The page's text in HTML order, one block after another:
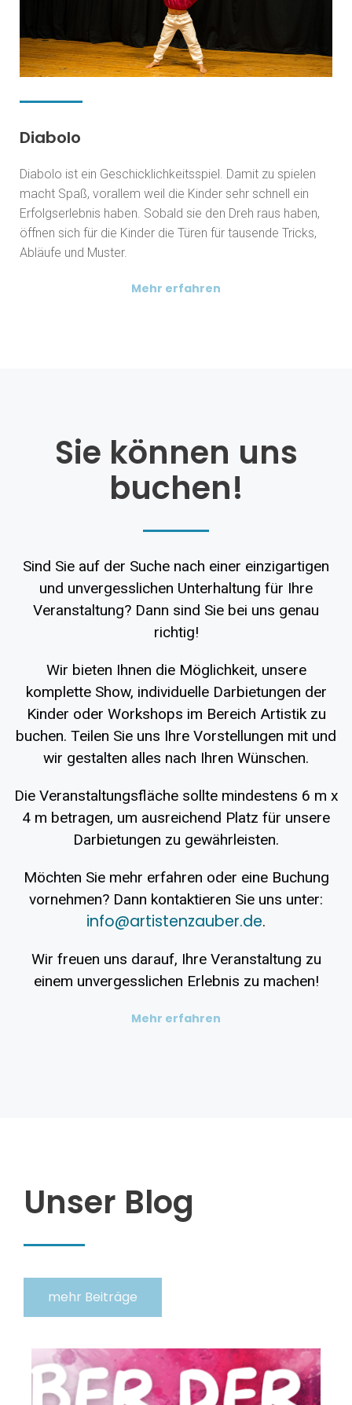
Diabolo
Diabolo ist ein Geschicklichkeitsspiel. Damit zu spielen
macht Spaß, vorallem weil die Kinder sehr schnell ein
Erfolgserlebnis haben. Sobald sie den Dreh raus haben,
öffnen sich für die Kinder die Türen für tausende Tricks,
Abläufe und Muster.
Mehr erfahren
Sie können uns
buchen!
Sind Sie auf der Suche nach einer einzigartigen
und unvergesslichen Unterhaltung für Ihre
Veranstaltung? Dann sind Sie bei uns genau
richtig!
Wir bieten Ihnen die Möglichkeit, unsere
komplette Show, individuelle Darbietungen der
Kinder oder Workshops im Bereich Artistik zu
buchen. Teilen Sie uns Ihre Vorstellungen mit und
wir gestalten alles nach Ihren Wünschen.
Die Veranstaltungsfläche sollte mindestens 6 m x
4 m betragen, um ausreichend Platz für unsere
Darbietungen zu gewährleisten.
Möchten Sie mehr erfahren oder eine Buchung
vornehmen? Dann kontaktieren Sie uns unter:
info@artistenzauber.de.
Wir freuen uns darauf, Ihre Veranstaltung zu
einem unvergesslichen Erlebnis zu machen!
Mehr erfahren
Unser Blog
mehr Beiträge